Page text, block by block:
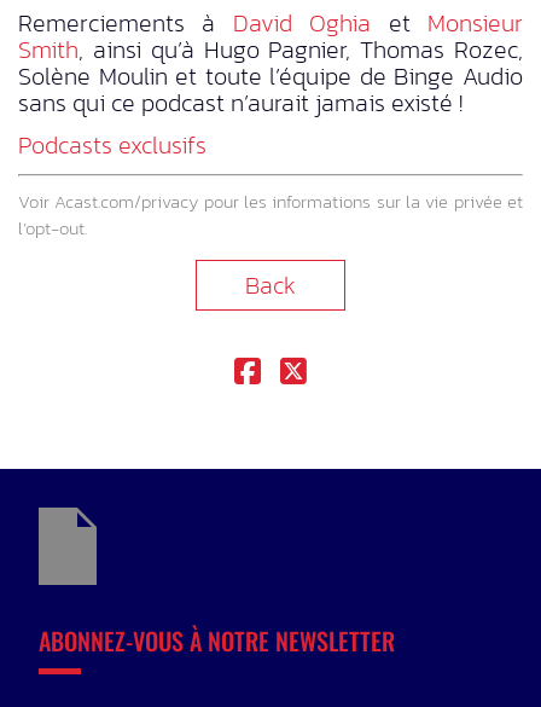
Remerciements à David Oghia et Monsieur
Smith, ainsi qu’à Hugo Pagnier, Thomas Rozec,
Solène Moulin et toute l’équipe de Binge Audio
sans qui ce podcast n’aurait jamais existé !
Podcasts exclusifs
Voir Acast.com/privacy pour les informations sur la vie privée et
l’opt-out.
Back
ABONNEZ-VOUS À NOTRE NEWSLETTER